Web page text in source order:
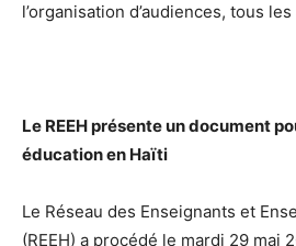
l’organisation d’audiences, tous
Le REEH présente un document
éducation en Haïti
Le Réseau des Enseignants et
(REEH) a procédé le mardi 29 mai